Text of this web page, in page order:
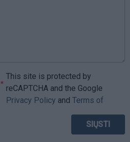
This site is protected by
reCAPTCHA and the Google
Privacy Policy and Terms of